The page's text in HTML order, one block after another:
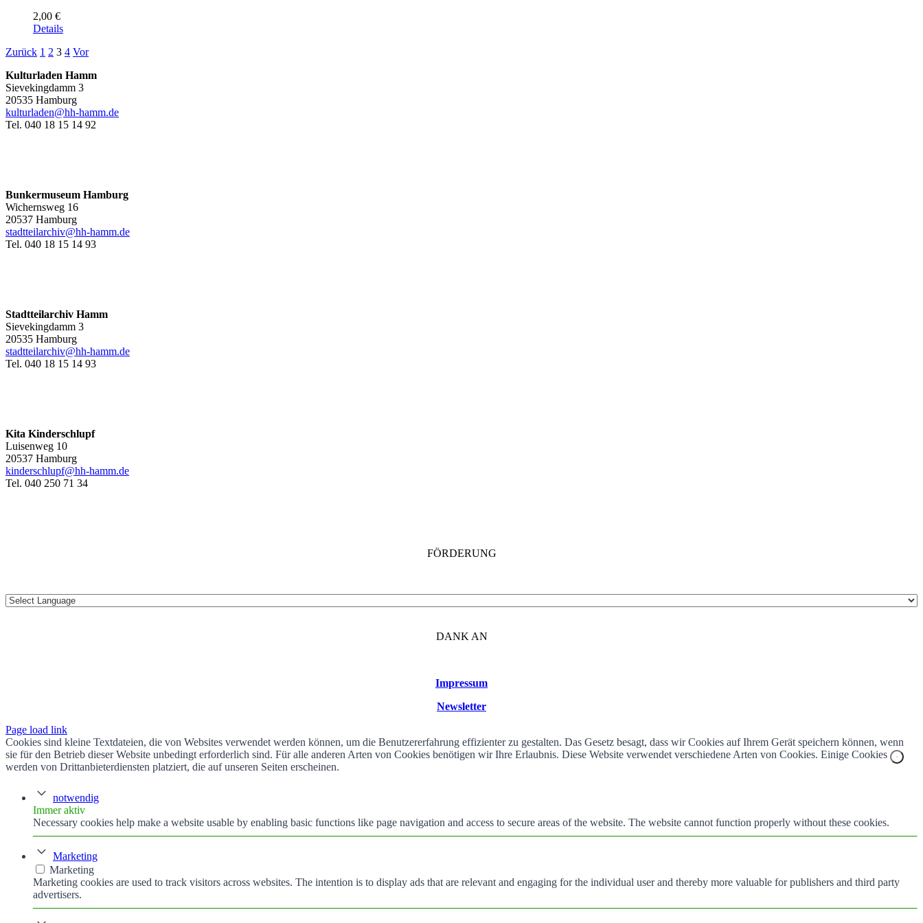
2,00 €
Details
Zurück 1 2 3 4 Vor
Kulturladen Hamm
Sievekingdamm 3
20535 Hamburg
kulturladen@hh-hamm.de
Tel. 040 18 15 14 92
Bunkermuseum Hamburg
Wichernsweg 16
20537 Hamburg
stadtteilarchiv@hh-hamm.de
Tel. 040 18 15 14 93
Stadtteilarchiv Hamm
Sievekingdamm 3
20535 Hamburg
stadtteilarchiv@hh-hamm.de
Tel. 040 18 15 14 93
Kita Kinderschlupf
Luisenweg 10
20537 Hamburg
kinderschlupf@hh-hamm.de
Tel. 040 250 71 34
FÖRDERUNG
DANK AN
Impressum
Newsletter
Page load link
Cookies sind kleine Textdateien, die von Websites verwendet werden können, um die Benutzererfahrung effizienter zu gestalten. Das Gesetz besagt, dass wir Cookies auf Ihrem Gerät speichern können, wenn
sie für den Betrieb dieser Website unbedingt erforderlich sind. Für alle anderen Arten von Cookies benötigen wir Ihre Erlaubnis. Diese Website verwendet verschiedene Arten von Cookies. Einige Cookies
werden von Drittanbieterdiensten platziert, die auf unseren Seiten erscheinen.
notwendig
Immer aktiv
Necessary cookies help make a website usable by enabling basic functions like page navigation and access to secure areas of the website. The website cannot function properly without these cookies.
Marketing
Marketing
Marketing cookies are used to track visitors across websites. The intention is to display ads that are relevant and engaging for the individual user and thereby more valuable for publishers and third party
advertisers.